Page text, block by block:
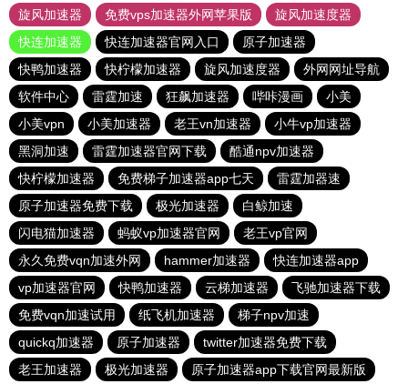
旋风加速器
免费vps加速器外网苹果版
旋风加速度器
快连加速器
快连加速器官网入口
原子加速器
快鸭加速器
快柠檬加速器 旋风加速度器
外网网址导航
软件中心
雷霆加速 狂飙加速器 哔咔漫画
小美
小美vpn
小美加速器 老王vn加速器
小牛vp加速器
黑洞加速
雷霆加速器官网下载
酷通npv加速器
快柠檬加速器
免费梯子加速器app七天
雷霆加器速
原子加速器免费下载
极光加速器
白鲸加速
闪电猫加速器
蚂蚁vp加速器官网
老王vp官网
永久免费vqn加速外网
hammer加速器
快连加速器app
vp加速器官网
快鸭加速器 云梯加速器
飞驰加速器下载
免费vqn加速试用
纸飞机加速器
梯子npv加速
quickq加速器
原子加速器
twitter加速器免费下载
老王加速器
极光加速器 原子加速器app下载官网最新版